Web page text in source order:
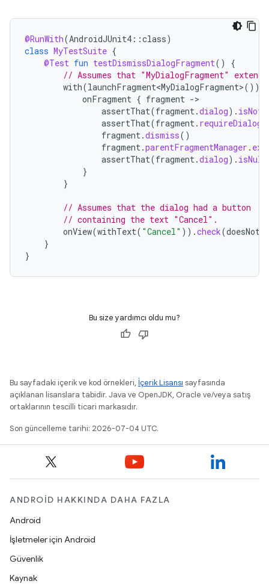
@RunWith(AndroidJUnit4 ::class)
class MyTestSuite {
@Test fun testDismissDialogFragment()
{
// Assumes that "MyDialogFragment"
with(launchFragment<MyDialogFragment>())
onFragment { fragment -
assertThat(fragment.dialog).
assertThat(fragment. requireDialog
fragment.dismiss()
fragment.parentFragmentManager .
assertThat(fragment.dialog). isNull
}
}
// Assumes that the dialog had a button
// containing the text "Cancel".
onView(withText( "Cancel" )).check(
}
}
Bu size yardımcı oldu mu?
Bu sayfadaki içerik ve kod örnekleri, İçerik Lisansı sayfasında
açıklanan lisanslara tabidir. Java ve OpenJDK, Oracle ve/veya satış
ortaklarının tescilli ticari markasıdır.
Son güncelleme tarihi: 2026-07-04 UTC.
ANDROID HAKKINDA DAHA FAZLA
Android
İşletmeler için Android
Güvenlik
Kaynak